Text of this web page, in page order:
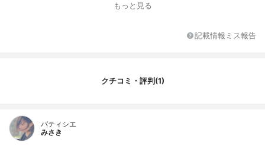
もっと見る
記載情報ミス報告
クチコミ・評判(1)
パティシエ
みさき